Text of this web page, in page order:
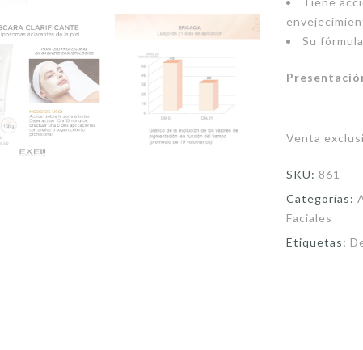
Su
Venta
SKU: 861
Categorías:
Faciales
Etiquetas: